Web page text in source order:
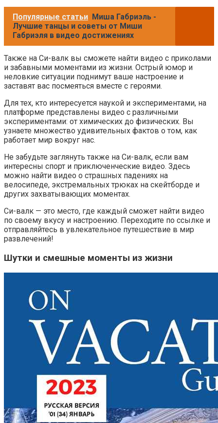
Популярные статьи Миша Габриэль -
Лучшие танцы и советы от Миши
Габриэля в видео достижениях
Также на Си-валк вы сможете найти видео с приколами
и забавными моментами из жизни. Острый юмор и
неловкие ситуации поднимут ваше настроение и
заставят вас посмеяться вместе с героями.
Для тех, кто интересуется наукой и экспериментами, на
платформе представлены видео с различными
экспериментами: от химических до физических. Вы
узнаете множество удивительных фактов о том, как
работает мир вокруг нас.
Не забудьте заглянуть также на Си-валк, если вам
интересны спорт и приключенческие видео. Здесь
можно найти видео о страшных падениях на
велосипеде, экстремальных трюках на скейтборде и
других захватывающих моментах.
Си-валк — это место, где каждый сможет найти видео
по своему вкусу и настроению. Переходите по ссылке и
отправляйтесь в увлекательное путешествие в мир
развлечений!
Шутки и смешные моменты из жизни